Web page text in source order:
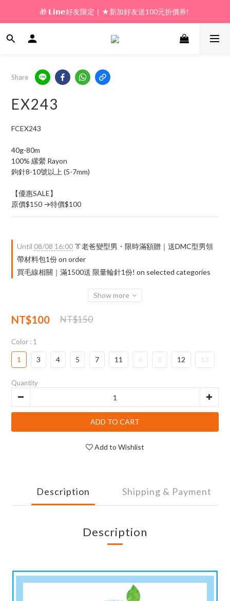
🎁 新好友購物金｜★加入新會員領券送100元!
🎁 𝗟𝗶𝗻𝗲好友限定｜★新加好友送100元折價券!
🎁 新好友購物金｜★加入新會員領券送100元!
Share
EX243
FCEX243
40g-80m
100% 縲縈 Rayon
鉤針8-10號以上 (5-7mm)
【優惠SALE】
原價$150 →特價$100
Until 08/08 16:00 👔老爸變型男・限時滿額贈｜送DMC型男領
帶材料包1份 on order
買毛線相關｜滿1500送 限量輪針1份! on selected categories
Show more
NT$100 NT$150
Color : 1
1 3 4 5 7 11 6 8 12 13
Quantity
ADD TO CART
Add to Wishlist
Description Shipping & Payment
Description